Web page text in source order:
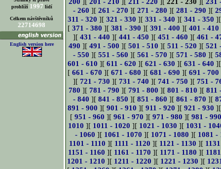
prohlíží 1997 lidí
Celkem návštěvníků
22714698
English version here
- 260 ][ 261 - 270 ][ 271 - 280 ][ 281 - 290 ][
311 - 320 ][ 321 - 330 ][ 331 - 340 ][ 341 - 350
[ 371 - 380 ][ 381 - 390 ][ 391 - 400 ][ 401 - 410
][ 431 - 440 ][ 441 - 450 ][ 451 - 460 ][ 461 -
490 ][ 491 - 500 ][ 501 - 510 ][ 511 - 520 ][ 521
- 550 ][ 551 - 560 ][ 561 - 570 ][ 571 - 580 ][
601 - 610 ][ 611 - 620 ][ 621 - 630 ][ 631 - 640
[ 661 - 670 ][ 671 - 680 ][ 681 - 690 ][ 691 - 700
][ 721 - 730 ][ 731 - 740 ][ 741 - 750 ][ 751 -
780 ][ 781 - 790 ][ 791 - 800 ][ 801 - 810 ][ 811
- 840 ][ 841 - 850 ][ 851 - 860 ][ 861 - 870 ][
891 - 900 ][ 901 - 910 ][ 911 - 920 ][ 921 - 930
[951 - 960 ][961 - 970 ][971 - 980 ][981 -
1010 ][ 1011 - 1020 ][ 1021 - 1030 ][ 1031 -
- 1060 ][ 1061 - 1070 ][ 1071 - 1080 ][ 1081 -
1101 - 1110 ][ 1111 - 1120 ][ 1121 - 1130 ][
1151 - 1160 ][ 1161 - 1170 ][ 1171 - 1180 ][
1201 - 1210 ][ 1211 - 1220 ][ 1221 - 1230 ][